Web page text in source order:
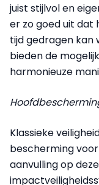
juist stijlvol en
er zo goed uit dat
tijd gedragen kan
bieden de
harmonieuze
Klassieke
bescherming
aanvulling op